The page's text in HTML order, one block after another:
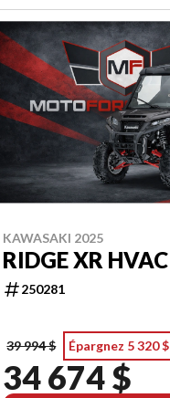
KAWASAKI 2025
RIDGE XR HVAC
250281
39 994 $ Épargnez 5 320 $
34 674 $